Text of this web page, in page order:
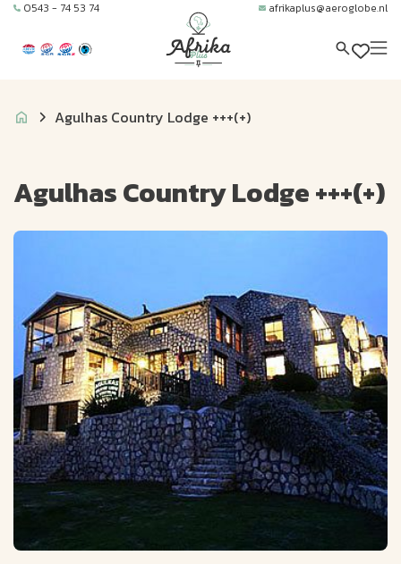
0543 - 74 53 74 afrikaplus@aeroglobe.nl
Agulhas Country Lodge +++(+)
Agulhas Country Lodge +++(+)